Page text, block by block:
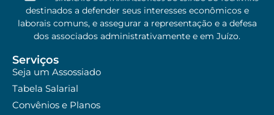
destinados a defender seus interesses econômicos e
laborais comuns, e assegurar a representação e a defesa
dos associados administrativamente e em Juízo.
Serviços
Seja um Assossiado
Tabela Salarial
Convênios e Planos